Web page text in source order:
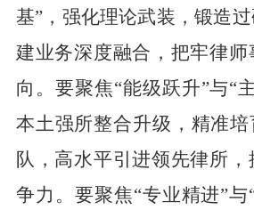
基” ，强化理论武装，锻造
建业务深度融合，把牢律
向。要聚焦“能级跃升”与“
本土强所整合升级，精准培
队，高水平引进领先律所
争力。要聚焦“专业精进”与